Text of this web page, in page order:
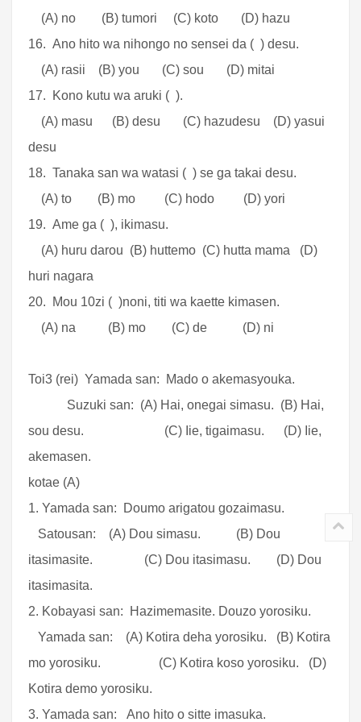
(A) no (B) tumori (C) koto (D) hazu
16. Ano hito wa nihongo no sensei da ( ) desu.
(A) rasii (B) you (C) sou (D) mitai
17. Kono kutu wa aruki ( ).
(A) masu (B) desu (C) hazudesu (D) yasui
desu
18. Tanaka san wa watasi ( ) se ga takai desu.
(A) to (B) mo (C) hodo (D) yori
19. Ame ga ( ), ikimasu.
(A) huru darou (B) huttemo (C) hutta mama (D)
huri nagara
20. Mou 10zi ( )noni, titi wa kaette kimasen.
(A) na (B) mo (C) de (D) ni
Toi3 (rei) Yamada san: Mado o akemasyouka.
Suzuki san: (A) Hai, onegai simasu. (B) Hai,
sou desu. (C) Iie, tigaimasu. (D) Iie,
akemasen.
kotae (A)
1. Yamada san: Doumo arigatou gozaimasu.
Satousan: (A) Dou simasu. (B) Dou
itasimasite. (C) Dou itasimasu. (D) Dou
itasimasita.
2. Kobayasi san: Hazimemasite. Douzo yorosiku.
Yamada san: (A) Kotira deha yorosiku. (B) Kotira
mo yorosiku. (C) Kotira koso yorosiku. (D)
Kotira demo yorosiku.
3. Yamada san: Ano hito o sitte imasuka.